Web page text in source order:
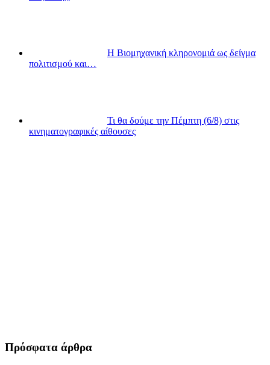
Η Βιομηχανική κληρονομιά ως δείγμα
πολιτισμού και…
Τι θα δούμε την Πέμπτη (6/8) στις
κινηματογραφικές αίθουσες
Πρόσφατα άρθρα